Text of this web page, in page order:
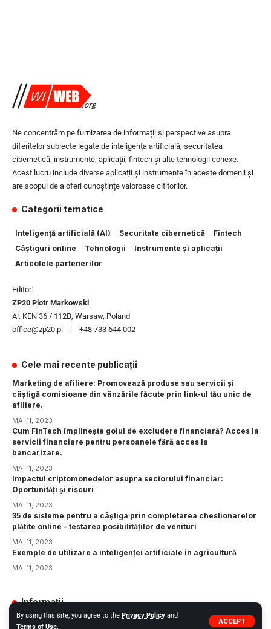
By using this site, you agree to the Privacy Policy and
Terms of Use.
ACCEPT
Ne concentrăm pe furnizarea de informații și perspective asupra
diferitelor subiecte legate de inteligența artificială, securitatea
cibernetică, instrumente, aplicații, fintech și alte tehnologii conexe.
Acest lucru include diverse aplicații și instrumente în aceste domenii și
are scopul de a oferi cunoștințe valoroase cititorilor.
Categorii tematice
Inteligență artificială (AI) Securitate cibernetică
Fintech
Câștiguri online
Tehnologii
Instrumente și aplicații
Articolele partenerilor
Editor:
ZP20 Piotr Markowski
Al. KEN 36 / 112B, Warsaw, Poland
office@zp20.pl | +48 733 644 002
Cele mai recente publicații
Marketing de afiliere: Promovează produse sau servicii și
câștigă comisioane din vânzările făcute prin link-ul tău unic de
afiliere.
MAI 11, 2023
Cum FinTech împlinește golul de excludere financiară? Acces la
servicii financiare pentru persoanele fără acces la
bancarizare.
MAI 11, 2023
Impactul criptomonedelor asupra sectorului financiar:
Oportunități și riscuri
MAI 11, 2023
35 de sisteme pentru a câștiga prin completarea chestionarelor
plătite online – testarea posibilităților de venituri
MAI 11, 2023
Exemple de utilizare a inteligenței artificiale în agricultură
MAI 11, 2023
Informații
GDPR